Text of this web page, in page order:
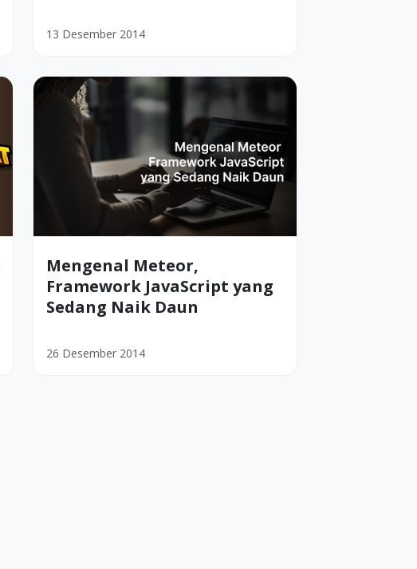
13 Desember 2014
Mengenal Meteor,
Framework JavaScript yang
Sedang Naik Daun
26 Desember 2014